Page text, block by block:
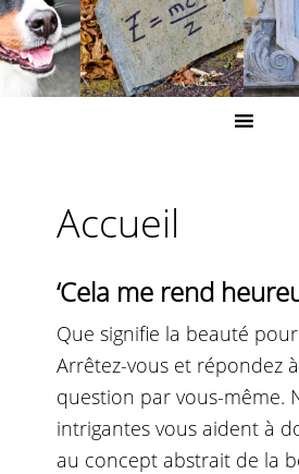
Accueil
‘Cela me rend
Que signifie la beauté
Arrêtez-vous et répondez
question par vous-même.
intrigantes vous aident à
au concept abstrait de la